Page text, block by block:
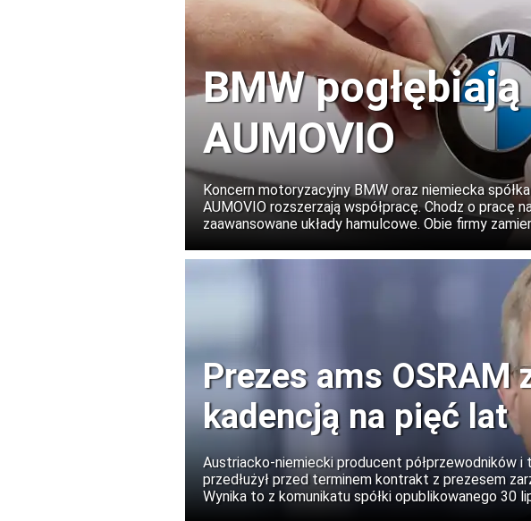
BMW
AUMOVIO
Koncern motoryzacyjny BMW oraz niemiecka
AUMOVIO rozszerzają współpracę. Chodz o pracę
zaawansowane układy hamulcowe. Obie firmy
Prezes ams OSRAM
kadencją na pięć lat
Austriacko-niemiecki producent półprzewodników
przedłużył przed terminem kontrakt z prezesem
Wynika to z komunikatu spółki opublikowanego 30